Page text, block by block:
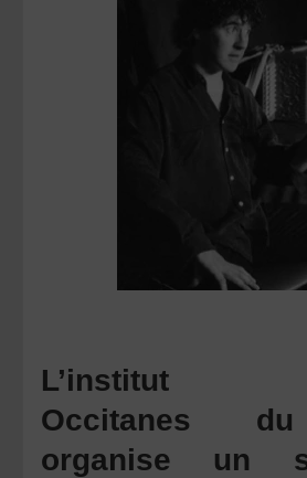
L’institut
Occitanes
organise un